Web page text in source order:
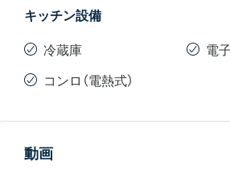
キッチン設備
冷蔵庫
コンロ（電熱式）
電
動画